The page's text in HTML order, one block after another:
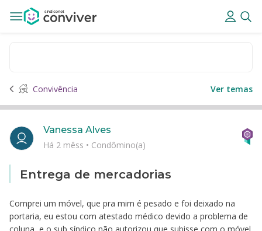
Convivência Ver temas
Entrega de mercadorias
Comprei um móvel, que pra mim é pesado e foi deixado na
portaria, eu estou com atestado médico devido a problema de
Vanessa Alves
Há 2 mêss • Condômino(a)